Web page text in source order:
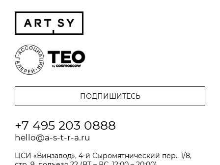
+7 495 203 0888
hello@a-s-t-r-a.ru
ЦСИ «Винзавод», 4-й Сыромятнический пер., 1/8,